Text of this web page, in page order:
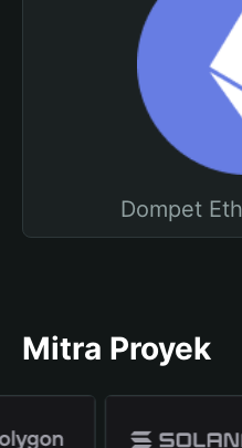
Dompet
Mitra Proyek